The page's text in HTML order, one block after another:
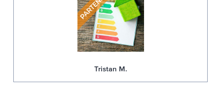
Tristan M.